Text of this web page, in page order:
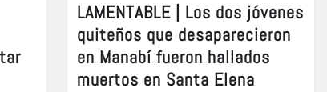
LAMENTABLE | Los dos jóvenes
quiteños que desaparecieron
en Manabí fueron hallados
muertos en Santa Elena